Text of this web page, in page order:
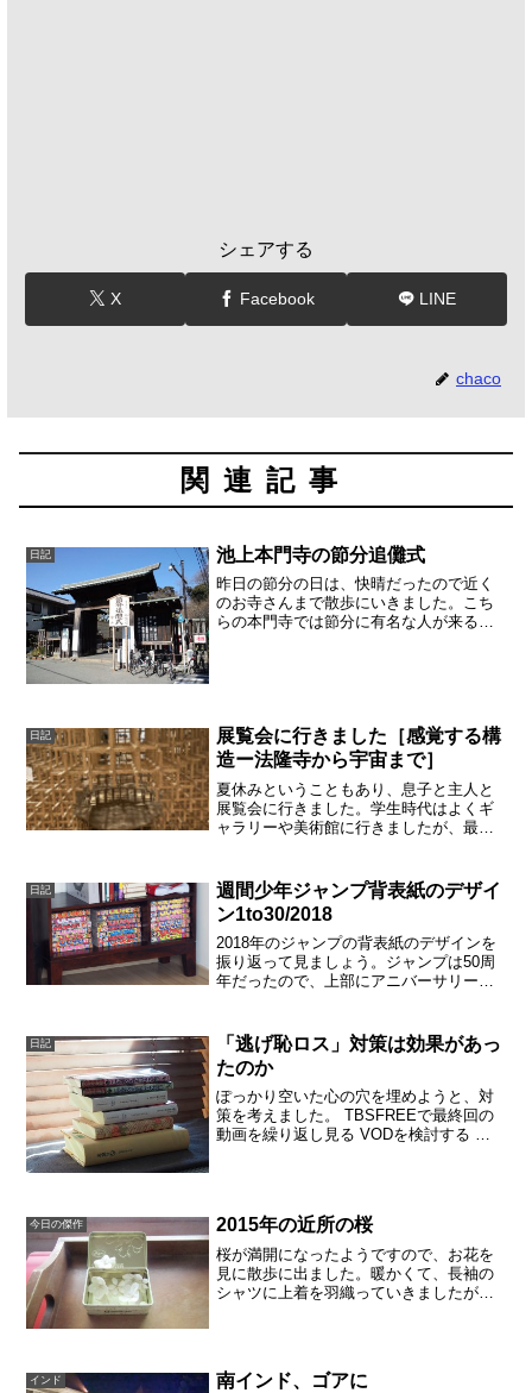
シェアする
X Facebook LINE
chaco
関連記事
日記 池上本門寺の節分追儺式
昨日の節分の日は、快晴だったので近く
のお寺さんまで散歩にいきました。こち
らの本門寺では節分に有名な人が来るの
日記
展覧会に行きました［感覚する構
造ー法隆寺から宇宙まで］
夏休みということもあり、息子と主人と
展覧会に行きました。学生時代はよくギ
ャラリーや美術館に行きましたが、最近
すね、同じ道を志す友人が周りにいた頃
は、友人と一緒に出掛け、...
日記
週間少年ジャンプ背表紙のデザイ
ン1to30/2018
2018年のジャンプの背表紙のデザインを
振り返って見ましょう。ジャンプは50周
年だったので、上部にアニバーサリーロ
ジャンプのサービス精神が伺えます。タ
イトルロゴが...
日記
「逃げ恥ロス」対策は効果があっ
たのか
ぽっかり空いた心の穴を埋めようと、対
策を考えました。 TBSFREEで最終回の
動画を繰り返し見る VODを検討する 原
が納得できる...
今日の傑作 2015年の近所の桜
桜が満開になったようですので、お花を
見に散歩に出ました。暖かくて、長袖の
シャツに上着を羽織っていきましたが、
てかえるそうです。いつも...
インド 南インド、ゴアに